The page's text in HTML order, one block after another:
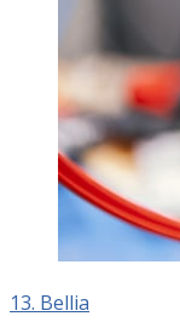
13. Bellia